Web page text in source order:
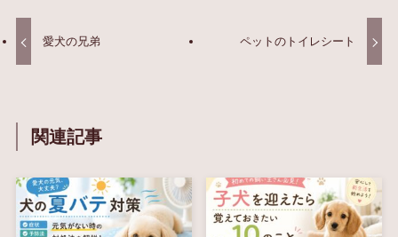
愛犬の兄弟 ペットのトイレシート
関連記事